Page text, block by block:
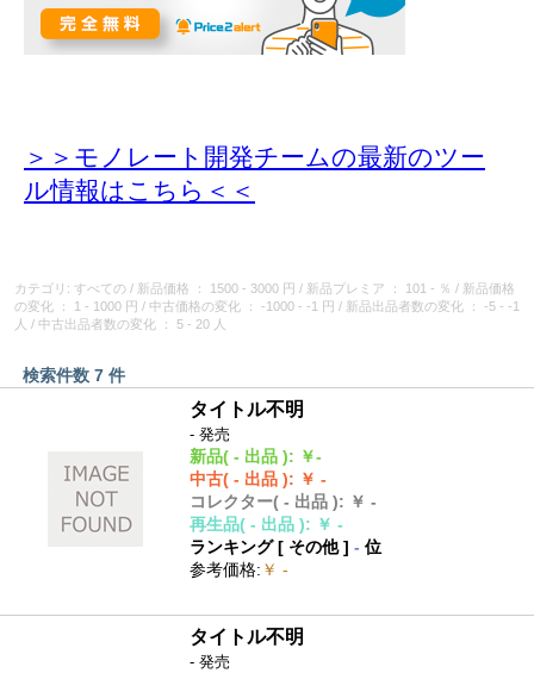
＞＞モノレート開発チームの最新のツー
ル情報はこちら＜＜
カテゴリ: すべての / 新品価格 ： 1500 - 3000 円 / 新品プレミア ： 101 - ％ / 新品価格
の変化
： 1 - 1000 円 / 中古価格の変化 ： -1000 - -1 円 / 新品出品者数の変化
： -5 - -1
人 / 中古出品者数の変化 ： 5 - 20 人
検索件数 7 件
タイトル不明
- 発売
新品( - 出品 ): ￥-
中古( - 出品 ): ￥ -
コレクター( - 出品 ): ￥ -
再生品( - 出品 ): ￥ -
ランキング [ その他]- 位
参考価格: ￥ -
タイトル不明
- 発売